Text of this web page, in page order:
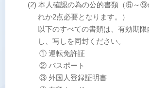
(2) 本人確認の為の公的書類（⑥～⑨
れか2点必要となります。）
以下のすべての書類は、有効期限
し、写しを同封ください。
① 運転免許証
② パスポート
③ 外国人登録証明書